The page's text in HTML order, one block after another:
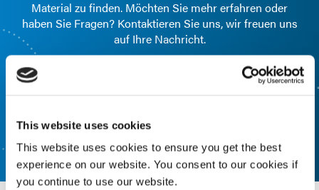
This website uses cookies
This website uses cookies to ensure you get the best
experience on our website. You consent to our cookies if
you continue to use our website.
Material zu finden. Möchten Sie mehr erfahren oder
haben Sie Fragen? Kontaktieren Sie uns, wir freuen uns
auf Ihre Nachricht.
KONTAKTIEREN SIE UNS